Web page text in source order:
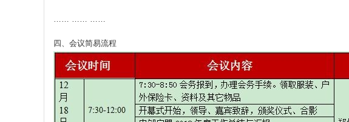
四、会议简易流程